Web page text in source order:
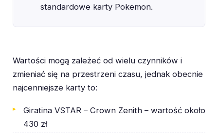
standardowe karty Pokemon.
Wartości mogą zależeć od wielu czynników i
zmieniać się na przestrzeni czasu, jednak obecnie
najcenniejsze karty to:
Giratina VSTAR – Crown Zenith – wartość około
430 zł